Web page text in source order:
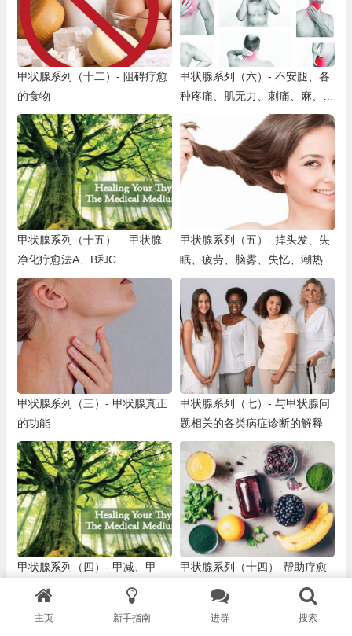
甲状腺系列（十二）- 阻碍疗愈
的食物
甲状腺系列（六）- 不安腿、各
种疼痛、肌无力、刺痛、麻、痉
挛、心悸、耳鸣、头晕、皮肤变
色等
甲状腺系列（十五） – 甲状腺
净化疗愈法A、B和C
甲状腺系列（五）- 掉头发、失
眠、疲劳、脑雾、失忆、潮热、
发冷、浮肿、焦虑抑郁、躁动、
易怒
甲状腺系列（三）- 甲状腺真正
的功能
甲状腺系列（七）- 与甲状腺问
题相关的各类病症诊断的解释
甲状腺系列（四）- 甲减、甲
亢、甲状腺肿、桥本、结节、囊
肿、肿瘤、体重增加或减少、饥
饿感
甲状腺系列（十四）-帮助疗愈
的草本和补充剂
主页 新手指南 进群 搜索